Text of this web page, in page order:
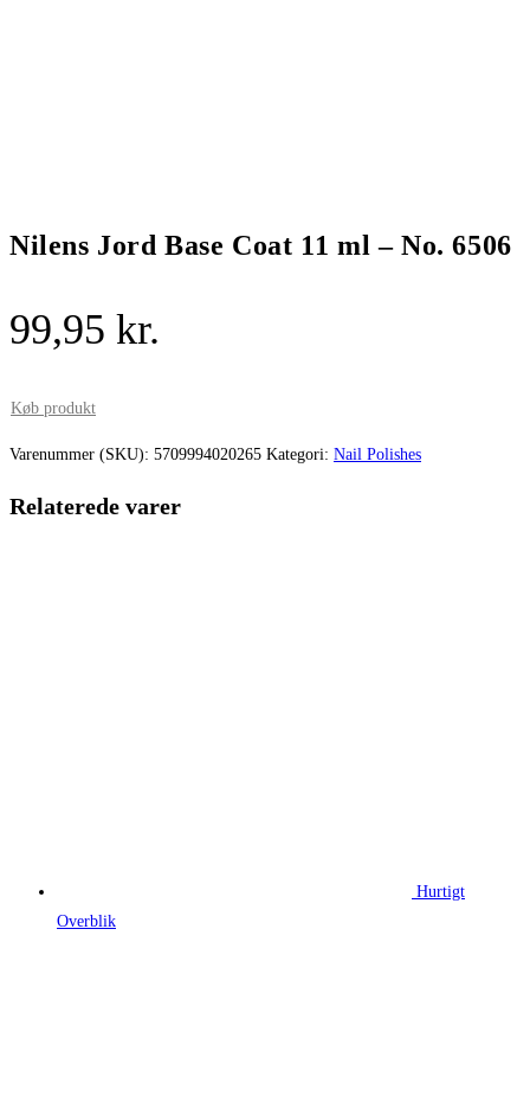
Nilens Jord Base Coat 11 ml – No. 6506
99,95 kr.
Køb produkt
Varenummer (SKU): 5709994020265 Kategori: Nail Polishes
Relaterede varer
Hurtigt
Overblik